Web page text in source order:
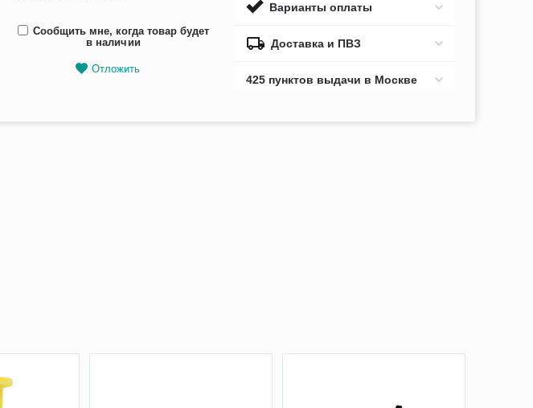
Сообщить мне, когда товар будет
в наличии
Отложить
Варианты оплаты
Доставка и ПВЗ
425 пунктов выдачи в Москве